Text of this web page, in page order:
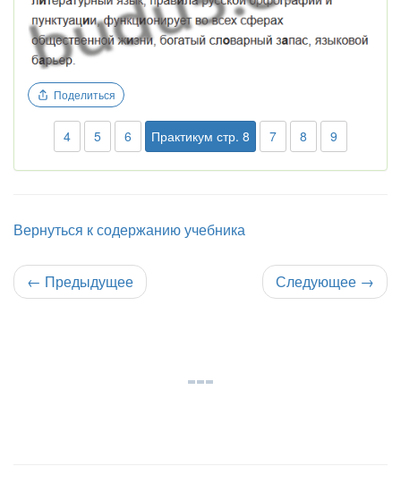
Поделиться
4 5 6 Практикум стр. 8 7 8 9
Вернуться к содержанию учебника
← Предыдущее Следующее →